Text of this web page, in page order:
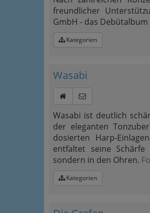
freundlicher
GmbH - das
Kategorien
Wasabi
Wasabi ist deutlich
der eleganten
dosierten Harp-
entfaltet seine
sondern in den Ohren.
Kategorien